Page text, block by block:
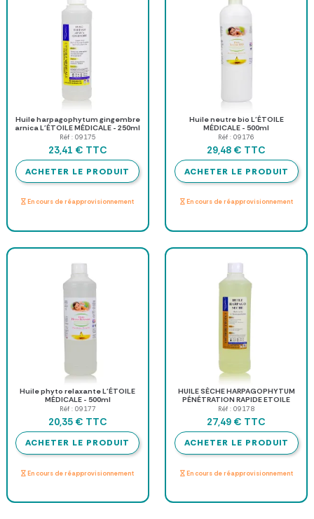
Huile harpagophytum gingembre
arnica L'ÉTOILE MÉDICALE - 250ml
Réf : 09175
23,41 € TTC
ACHETER LE PRODUIT
En cours de réapprovisionnement
Huile neutre bio L'ÉTOILE
MÉDICALE - 500ml
Réf : 09176
29,48 € TTC
ACHETER LE PRODUIT
En cours de réapprovisionnement
Huile phyto relaxante L'ÉTOILE
MÉDICALE - 500ml
Réf : 09177
20,35 € TTC
ACHETER LE PRODUIT
En cours de réapprovisionnement
HUILE SÈCHE HARPAGOPHYTUM
PÉNÉTRATION RAPIDE ETOILE
MEDICALE - 500 ml
Réf : 09178
27,49 € TTC
ACHETER LE PRODUIT
En cours de réapprovisionnement